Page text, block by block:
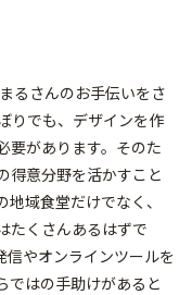
るさんのお手伝いをさ
りでも、デザインを作
要があります。そのた
得意分野を活かすこと
域食堂だけでなく、
たくさんあるはずで
信やオンラインツールを
ではの手助けがあると